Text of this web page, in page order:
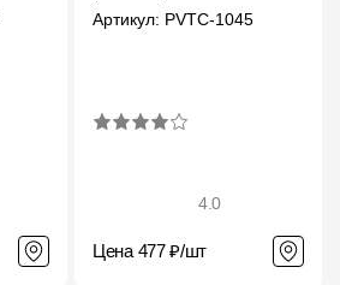
Артикул: PVTC-1045
4.0
Цена 477 ₽/шт